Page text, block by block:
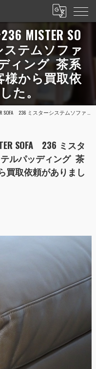
MISTER SO
テムソファ
ィング 茶系
様から買取依
た。
ポリエステルパッディング 茶系FY本革京都府のお客様から買取依頼がありました。
SOFA 236 ミスタ
ルパッディング 茶
買取依頼がありまし